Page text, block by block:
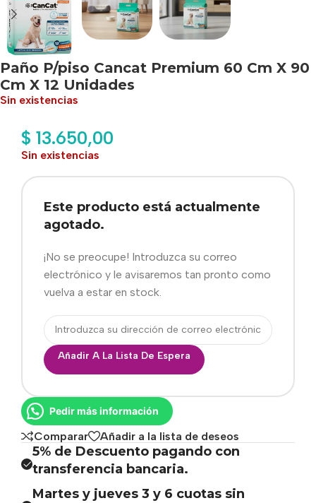
Paño P/piso Cancat Premium 60 Cm X 90
Cm X 12 Unidades
Sin existencias
$ 13.650,00
Sin existencias
Este producto está actualmente
agotado.
¡No se preocupe! Introduzca su correo
electrónico y le avisaremos tan pronto como
vuelva a estar en stock.
Añadir A La Lista De Espera
Pedir más información
Comparar Añadir a la lista de deseos
5% de Descuento pagando con
transferencia bancaria.
Martes y jueves 3 y 6 cuotas sin